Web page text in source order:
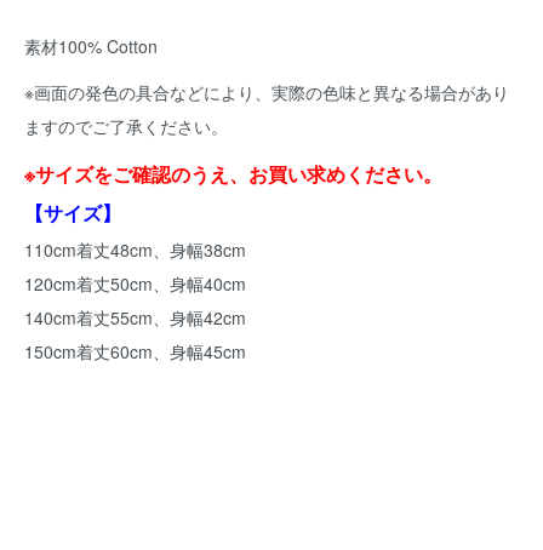
素材100% Cotton
※画面の発色の具合などにより、実際の色味と異なる場合があり
ますのでご了承ください。
※サイズをご確認のうえ、お買い求めください。
【サイズ】
110cm着丈48cm、身幅38cm
120cm着丈50cm、身幅40cm
140cm着丈55cm、身幅42cm
150cm着丈60cm、身幅45cm